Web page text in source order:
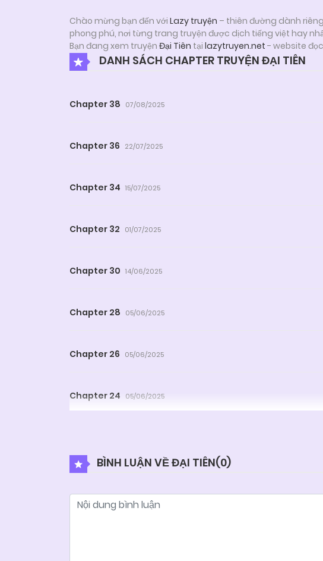
Chào mừng bạn đến với Lazy truyện – thiên đường dành
phong phú, nơi từng trang truyện được dịch tiếng việt hay
Bạn đang xem truyện Đại Tiên tại lazytruyen.net - website
DANH SÁCH CHAPTER TRUYỆN ĐẠI TIÊN
Chapter 38 07/08/2025
Chapter 36 22/07/2025
Chapter 34 15/07/2025
Chapter 32 01/07/2025
Chapter 30 14/06/2025
Chapter 28 05/06/2025
Chapter 26 05/06/2025
Chapter 24 05/06/2025
BÌNH LUẬN VỀ ĐẠI TIÊN(0)